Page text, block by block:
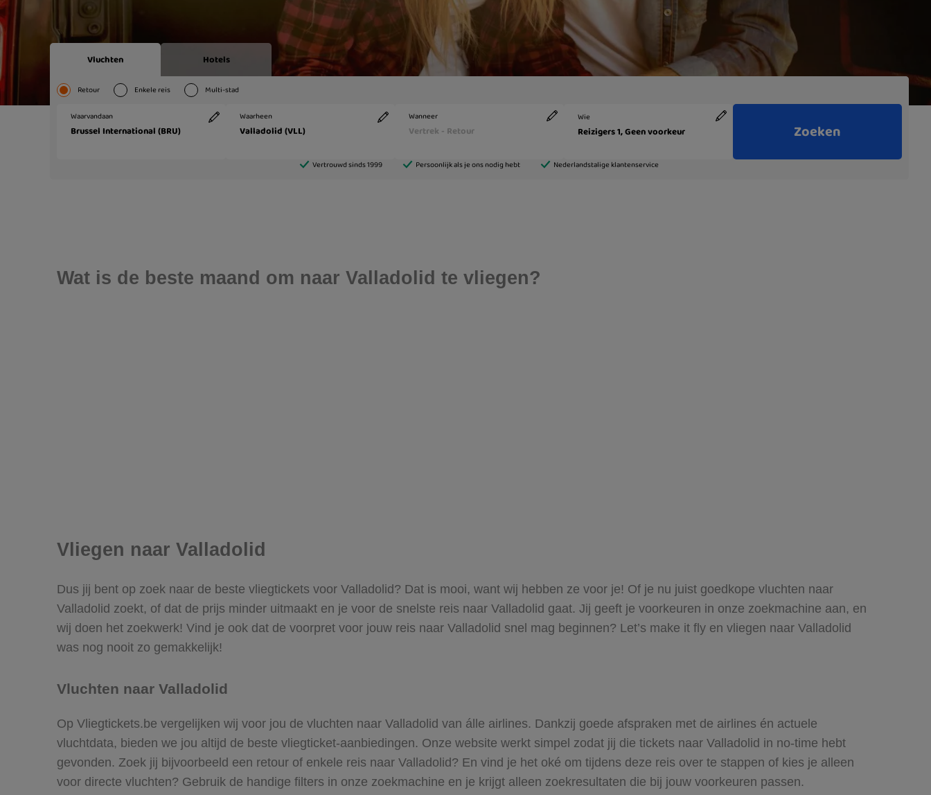
Wat is de beste maand om naar Valladolid te vliegen?
Vliegen naar Valladolid
Dus jij bent op zoek naar de beste vliegtickets voor Valladolid? Dat is mooi, want wij hebben ze voor je! Of je nu juist goedkope vluchten naar
Valladolid zoekt, of dat de prijs minder uitmaakt en je voor de snelste reis naar Valladolid gaat. Jij geeft je voorkeuren in onze zoekmachine aan, en
wij doen het zoekwerk! Vind je ook dat de voorpret voor jouw reis naar Valladolid snel mag beginnen? Let’s make it fly en vliegen naar Valladolid
was nog nooit zo gemakkelijk!
Vluchten naar Valladolid
Op Vliegtickets.be vergelijken wij voor jou de vluchten naar Valladolid van álle airlines. Dankzij goede afspraken met de airlines én actuele
vluchtdata, bieden we jou altijd de beste vliegticket-aanbiedingen. Onze website werkt simpel zodat jij die tickets naar Valladolid in no-time hebt
gevonden. Zoek jij bijvoorbeeld een retour of enkele reis naar Valladolid? En vind je het oké om tijdens deze reis over te stappen of kies je alleen
voor directe vluchten? Gebruik de handige filters in onze zoekmachine en je krijgt alleen zoekresultaten die bij jouw voorkeuren passen.